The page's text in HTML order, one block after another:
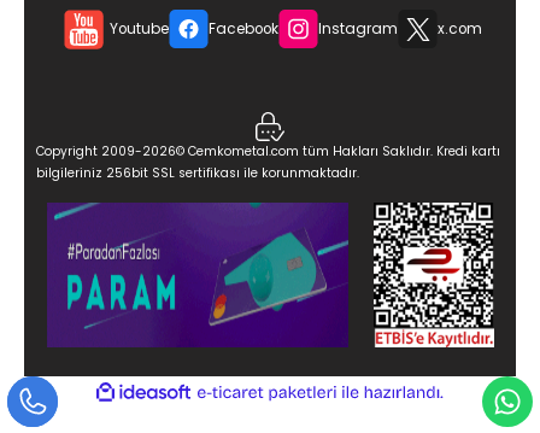
Youtube Facebook Instagram x.com
Copyright 2009-2026© Cemkometal.com tüm Hakları Saklıdır. Kredi kartı
bilgileriniz 256bit SSL sertifikası ile korunmaktadır.
ideasoft
e-
hazırlandı.